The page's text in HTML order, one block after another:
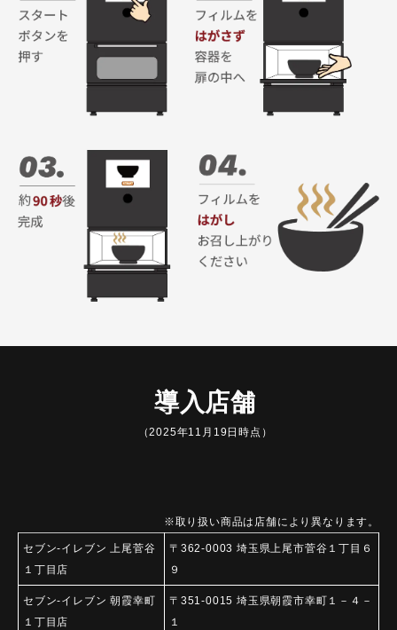
導入店舗
（2025年11月19日時点）
※取り扱い商品は店舗により異なります。
セブン-イレブン 上尾菅谷
１丁目店
〒362-0003 埼玉県上尾市菅谷１丁目６
９
セブン-イレブン 朝霞幸町
１丁目店
〒351-0015 埼玉県朝霞市幸町１－４－
１